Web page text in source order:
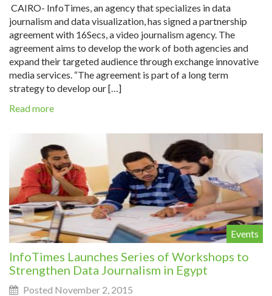
CAIRO- InfoTimes, an agency that specializes in data
journalism and data visualization, has signed a partnership
agreement with 16Secs, a video journalism agency. The
agreement aims to develop the work of both agencies and
expand their targeted audience through exchange innovative
media services. “The agreement is part of a long term
strategy to develop our […]
Read more
Events
InfoTimes Launches Series of Workshops to
Strengthen Data Journalism in Egypt
Posted November 2, 2015